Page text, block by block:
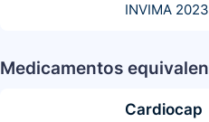
INVIMA
Medicamentos
Cardiocap